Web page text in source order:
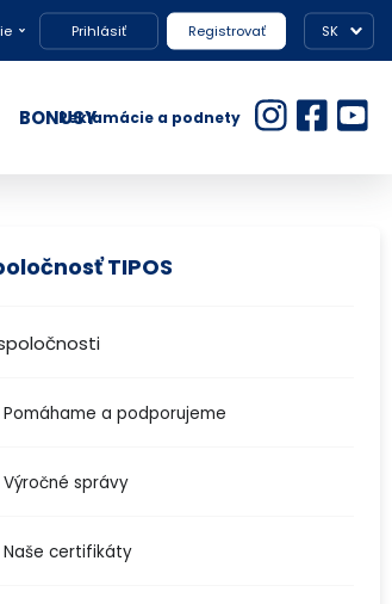
Prihlásiť Registrovať SK
BONUSYReklamácie a podnety
TIPOS
Pomáhame a podporujeme
Výročné správy
Naše certifikáty